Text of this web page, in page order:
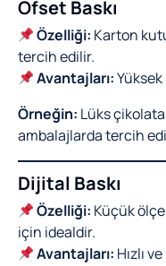
Ofset Baskı
Özelliği: Karton
tercih edilir.
Avantajları:
Örneğin: Lüks
ambalajlarda tercih
Dijital Baskı
Özelliği: Küçük
için idealdir.
Avantajları: Hızlı